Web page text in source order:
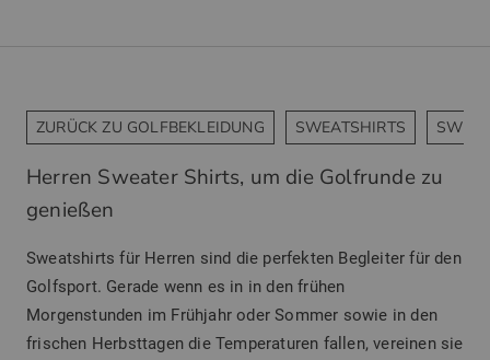
ZURÜCK ZU GOLFBEKLEIDUNG SWEATSHIRTS
Herren Sweater Shirts, um die Golfrunde zu
genießen
Sweatshirts für Herren sind die perfekten Begleiter für den
Golfsport. Gerade wenn es in in den frühen
Morgenstunden im Frühjahr oder Sommer sowie in den
frischen Herbsttagen die Temperaturen fallen, vereinen sie